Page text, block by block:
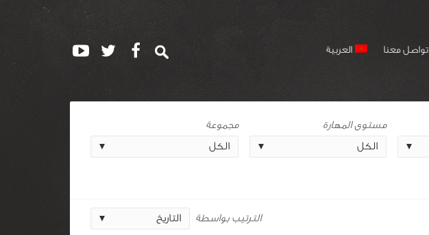
تواصل معنا العربية
مستوى المهارة
مجموعة
الترتيب بواسطة التاريخ